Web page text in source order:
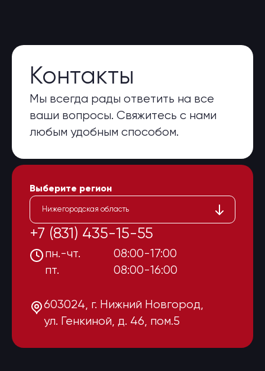
Контакты
Мы всегда рады ответить на все
ваши вопросы. Свяжитесь с нами
любым удобным способом.
Выберите регион
Нижегородская область
+7 (831) 435-15-55
пн.-чт.
пт.
08:00-17:00
08:00-16:00
603024, г. Нижний Новгород,
ул. Генкиной, д. 46, пом.5